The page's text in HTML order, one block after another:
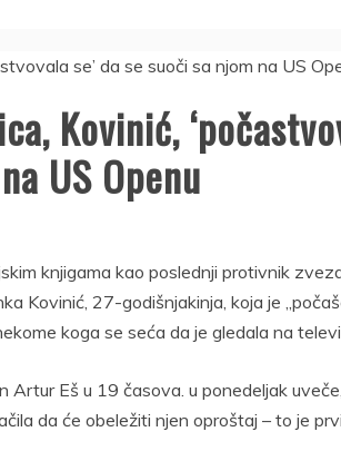
Kovinić,
US Openu
knjigama kao poslednji protivnik
Kovinić, 27-godišnjakinja, koja je
koga se seća da je gledala na
Eš u 19 časova. u ponedeljak
da će obeležiti njen oproštaj – to je